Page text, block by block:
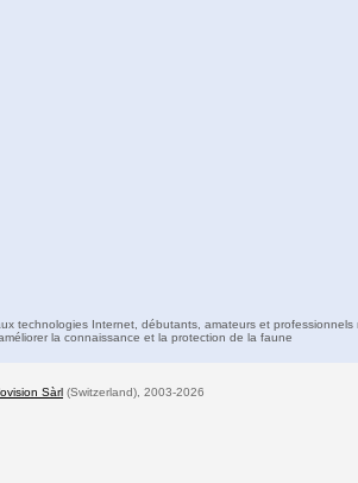
technologies Internet, débutants, amateurs et professionnels
la connaissance et la protection de la faune
Sàrl (Switzerland), 2003-2026